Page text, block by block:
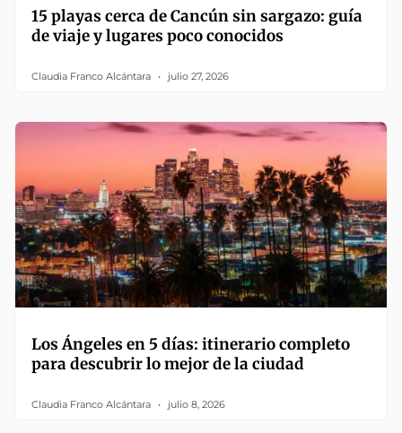
15 playas cerca de Cancún sin sargazo: guía
de viaje y lugares poco conocidos
Claudia Franco Alcántara julio 27, 2026
Los Ángeles en 5 días: itinerario completo
para descubrir lo mejor de la ciudad
Claudia Franco Alcántara julio 8, 2026